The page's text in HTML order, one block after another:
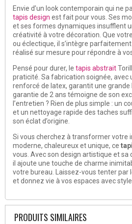
Envie d’un look contemporain qui ne
tapis design est fait pour vous. Ses
et ses formes dynamiques insufflent
créativité à votre décoration. Que
ou éclectique, il s’intègre
réalisé sur mesure pour répondre à
Pensé pour durer, le tapis abstrait
praticité. Sa fabrication soignée, avec
renforcé de latex, garantit une grande
garantie de 2 ans témoigne de son
l’entretien ? Rien de plus simple : un
et un nettoyage rapide des taches
son éclat d’origine.
Si vous cherchez à transformer votre
moderne, chaleureux et unique, ce
vous. Avec son design artistique et sa
il ajoute une touche de charme
votre bureau. Laissez-vous tenter par
et donnez vie à vos espaces avec style
PRODUITS SIMILAIRES